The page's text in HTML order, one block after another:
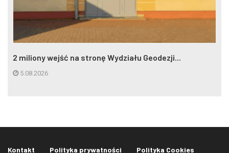
2 miliony wejść na stronę Wydziału Geodezji...
5.08.2026
Kontakt Polityka prywatności
Polityka Cookies